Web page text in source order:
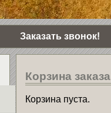
Заказать звонок!
Корзина заказа
Корзина пуста.